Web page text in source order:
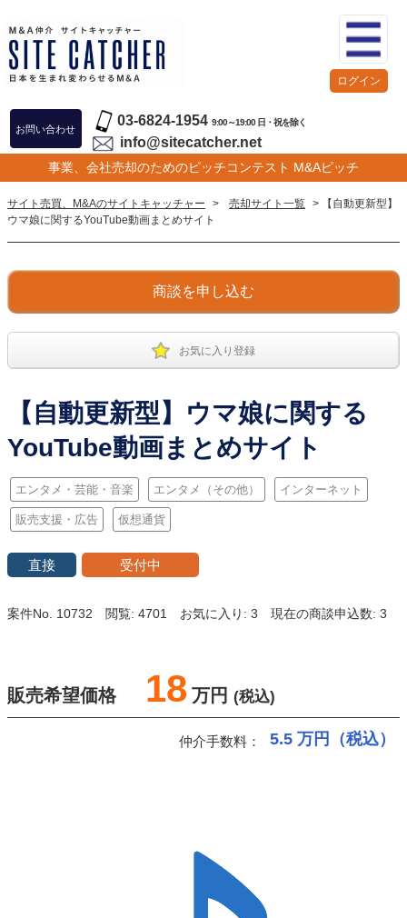
お問い合わせ
03-6824-1954 9:00～19:00 日・祝を除く
info@sitecatcher.net
事業、会社売却のためのピッチコンテスト M&Aピッチ
ログイン
サイト売買、M&Aのサイトキャッチャー > 売却サイト一覧 > 【自動更新型】
ウマ娘に関するYouTube動画まとめサイト
商談を申し込む
お気に入り登録
【自動更新型】ウマ娘に関する
YouTube動画まとめサイト
エンタメ・芸能・音楽 エンタメ（その他） インターネット
販売支援・広告 仮想通貨
直接 受付中
案件No. 10732 閲覧: 4701 お気に入り: 3 現在の商談申込数: 3
販売希望価格 18 万円 (税込)
仲介手数料： 5.5 万円（税込）